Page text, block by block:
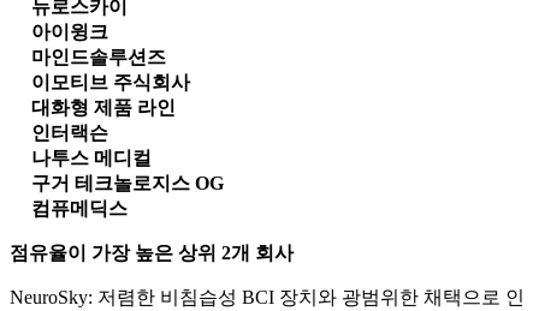
뉴로스카이
아이윙크
마인드솔루션즈
이모티브 주식회사
대화형 제품 라인
인터랙슨
나투스 메디컬
구거 테크놀로지스 OG
컴퓨메딕스
점유율이 가장 높은 상위 2개 회사
NeuroSky: 저렴한 비침습성 BCI 장치와 광범위한 채택으로 인